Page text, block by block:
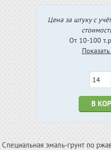
Цена за штуку с
От 10-100
В
Специальная эмаль-грунт по